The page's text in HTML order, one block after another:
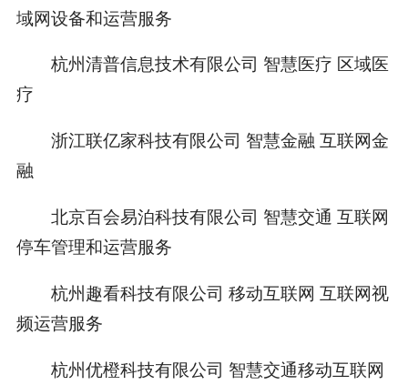
域网设备和运营服务
杭州清普信息技术有限公司 智慧医疗 区域医
疗
浙江联亿家科技有限公司 智慧金融 互联网金
融
北京百会易泊科技有限公司 智慧交通 互联网
停车管理和运营服务
杭州趣看科技有限公司 移动互联网 互联网视
频运营服务
杭州优橙科技有限公司 智慧交通移动互联网